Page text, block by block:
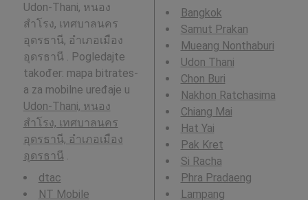
Udon-Thani, หนอง
สำโรง, เทศบาลนคร
อุดรธานี, อำเภอเมือง
อุดรธานี . Pogledajte
također: mapa bitrates-
a za mobilne uređaje u
Udon-Thani, หนอง
สำโรง, เทศบาลนคร
อุดรธานี, อำเภอเมือง
อุดรธานี .
dtac
NT Mobile
Bangkok
Samut Prakan
Mueang Nonthaburi
Udon Thani
Chon Buri
Nakhon Ratchasima
Chiang Mai
Hat Yai
Pak Kret
Si Racha
Phra Pradaeng
Lampang